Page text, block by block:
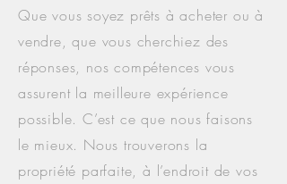
Que vous soyez prêts à acheter ou à
vendre, que vous cherchiez des
réponses, nos compétences vous
assurent la meilleure expérience
possible. C’est ce que nous faisons
le mieux. Nous trouverons la
propriété parfaite, à l’endroit de vos